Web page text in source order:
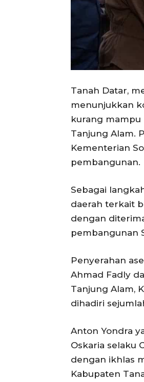
Tanah Datar,
menunjukkan
kurang mampu
Tanjung Alam.
Kementerian
pembangunan.
Sebagai
daerah terkait
dengan
pembangunan
Penyerahan
Ahmad Fadly
Tanjung Alam,
dihadiri
Anton Yondra
Oskaria selaku
dengan ikhlas
Kabupaten